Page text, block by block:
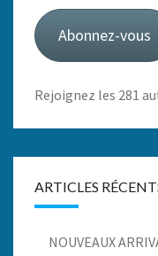
mail
Abonnez-vous
Rejoignez les 281
ARTICLES
NOUVEAUX